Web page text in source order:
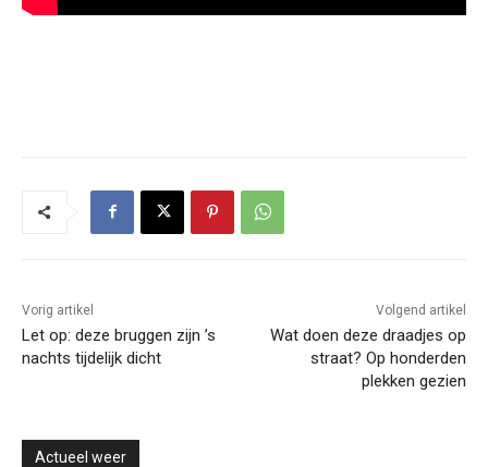
Vorig artikel
Let op: deze bruggen zijn ’s
nachts tijdelijk dicht
Volgend artikel
Wat doen deze draadjes op
straat? Op honderden
plekken gezien
Actueel weer